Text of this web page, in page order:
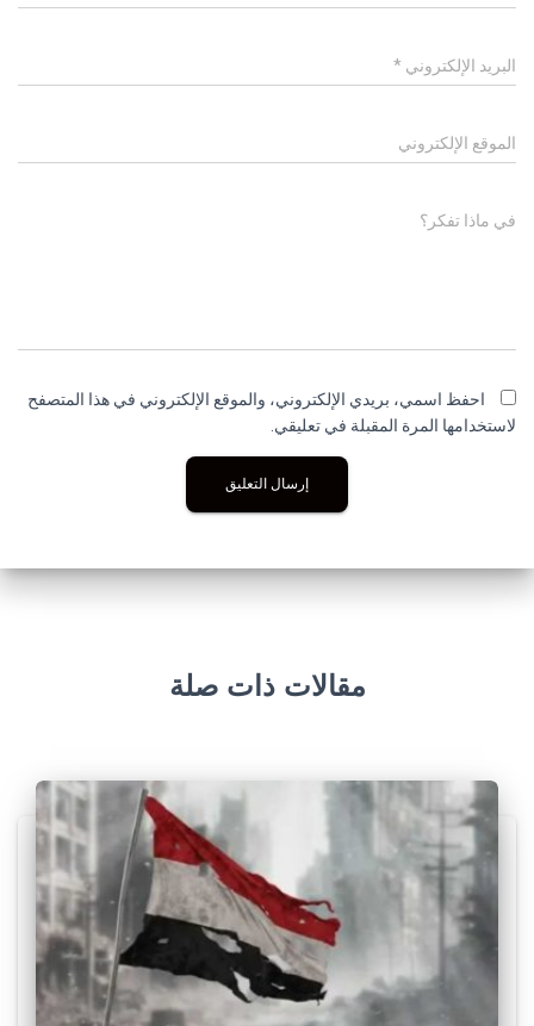
البريد الإلكتروني *
الموقع الإلكتروني
في ماذا تفكر؟
احفظ اسمي، بريدي الإلكتروني، والموقع الإلكتروني في هذا المتصفح
لاستخدامها المرة المقبلة في تعليقي.
مقالات ذات صلة